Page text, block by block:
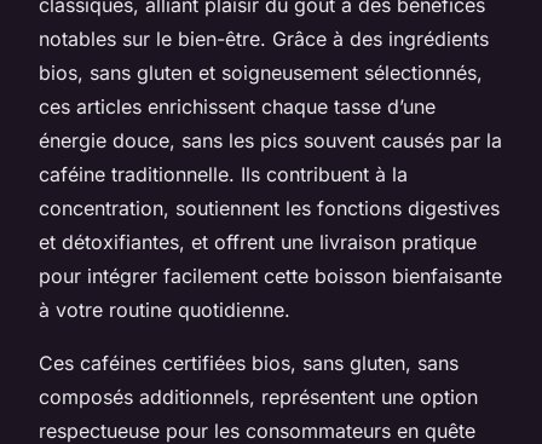
notables sur le bien-être. Grâce à des ingrédients
bios, sans gluten et soigneusement sélectionnés,
ces articles enrichissent chaque tasse d’une
énergie douce, sans les pics souvent causés par la
caféine traditionnelle. Ils contribuent à la
concentration, soutiennent les fonctions digestives
et détoxifiantes, et offrent une livraison pratique
pour intégrer facilement cette boisson bienfaisante
à votre routine quotidienne.
Ces caféines certifiées bios, sans gluten, sans
composés additionnels, représentent une option
respectueuse pour les consommateurs en quête